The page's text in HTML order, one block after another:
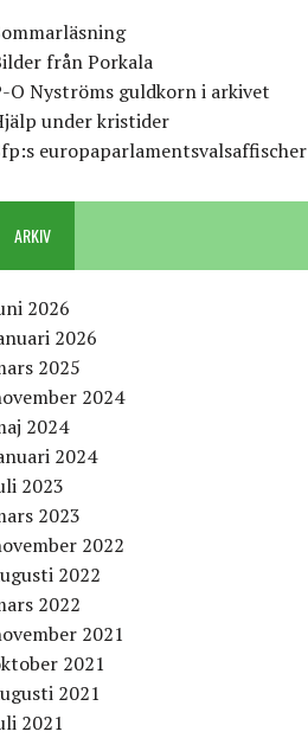
från Porkala
O Nyströms guldkorn i arkivet
under kristider
europaparlamentsvalsaffischer
ARKIV
2026
2026
2025
2024
2024
2024
2023
2023
2022
2022
2022
2021
2021
2021
2021